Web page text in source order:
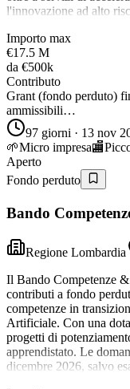
l'innovazione ad alto
Importo max
€17.5 M
da €500k
Contributo
Grant (fondo perduto)
ammissibili…
97 giorni · 13 nov
🌱Micro impresa🏬
Aperto
Fondo perduto
Bando
Regione Lombardia
Il Bando Competenze
contributi a fondo
competenze in
Artificiale. Con una
progetti di
apprendistato. Le
dicembre 2026, salvo